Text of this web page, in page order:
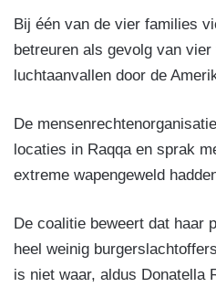
Bij één van de vier families
betreuren als gevolg van
luchtaanvallen door de
De
locaties in Raqqa en sprak
extreme wapengeweld
De coalitie beweert dat haar
heel weinig
is niet waar, aldus Donatella